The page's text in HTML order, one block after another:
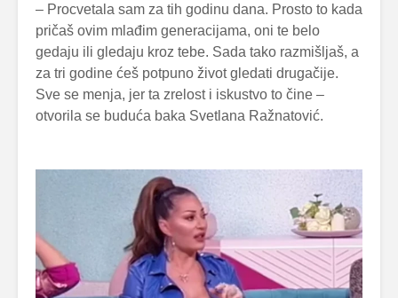
– Procvetala sam za tih godinu dana. Prosto to kada
pričaš ovim mlađim generacijama, oni te belo
gedaju ili gledaju kroz tebe. Sada tako razmišljaš, a
za tri godine ćeš potpuno život gledati drugačije.
Sve se menja, jer ta zrelost i iskustvo to čine –
otvorila se buduća baka Svetlana Ražnatović.